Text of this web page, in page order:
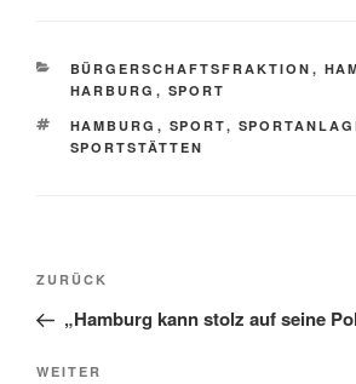
KATEGORIEN
BÜRGERSCHAFTSFRAKTION ,
HARBURG , SPORT
SCHLAGWÖRTER
HAMBURG , SPORT,
SPORTSTÄTTEN
Beitragsnavigation
Vorheriger
Beitrag
ZURÜCK
„Hamburg kann stolz auf seine
Nächster
WEITER